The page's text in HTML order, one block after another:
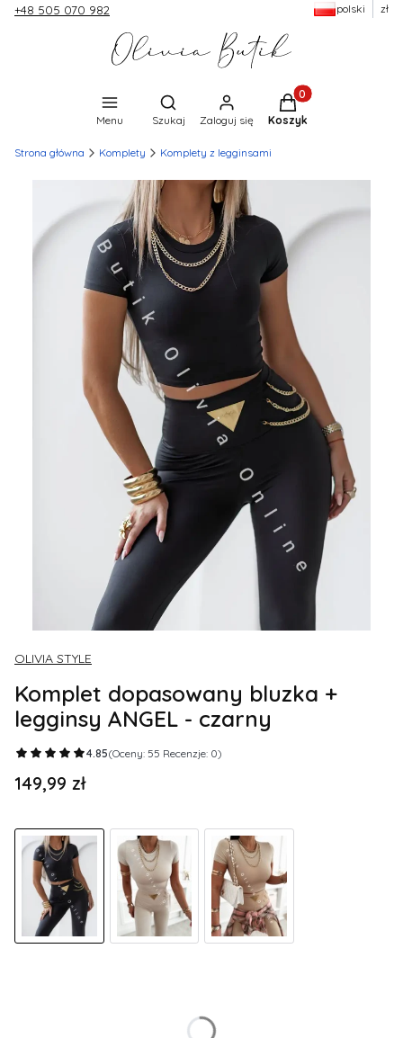
+48 505 070 982 polski zł
Menu
Otwórz wyszukiwarkę
Szukaj Zaloguj się
Produkty w
Koszyk
Strona główna Komplety Komplety z legginsami
OLIVIA STYLE
Komplet dopasowany bluzka +
legginsy ANGEL - czarny
4.85(Oceny: 55 Recenzje: 0)
Cena
149,99 zł